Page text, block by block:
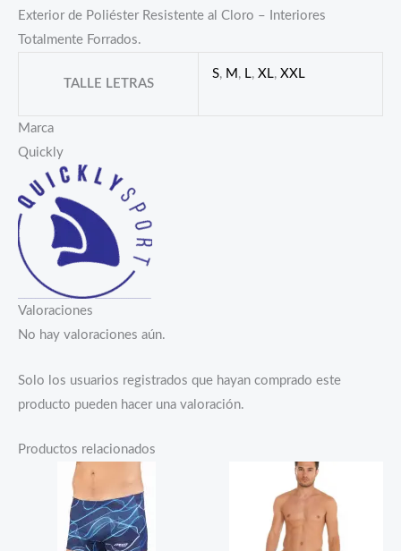
Exterior de Poliéster Resistente al Cloro – Interiores
Totalmente Forrados.
TALLE LETRAS
S, M , L, XL, XXL
Marca
Quickly
Valoraciones
No hay valoraciones aún.
Solo los usuarios registrados que hayan comprado este
producto pueden hacer una valoración.
Productos relacionados